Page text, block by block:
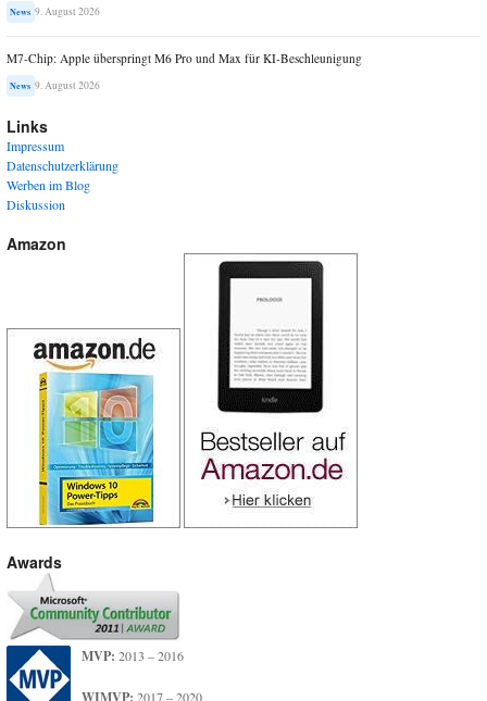
News 9. August 2026
M7-Chip: Apple überspringt M6 Pro und Max für KI-Beschleunigung
News 9. August 2026
Links
Impressum
Datenschutzerklärung
Werben im Blog
Diskussion
Amazon
Awards
MVP: 2013 – 2016
2017 – 2020